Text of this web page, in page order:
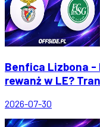
Benfica Lizbona -
rewanż w LE?
2026-07-30